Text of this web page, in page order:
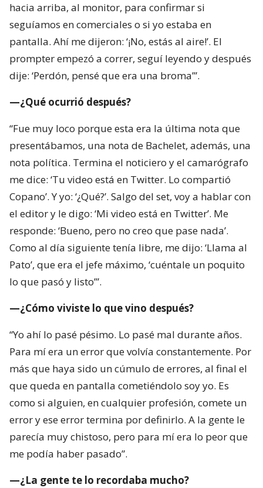
hacia arriba, al monitor, para confirmar si
seguíamos en comerciales o si yo estaba en
pantalla. Ahí me dijeron: ‘¡No, estás al aire!’. El
prompter empezó a correr, seguí leyendo y después
dije: ‘Perdón, pensé que era una broma’”.
—¿Qué ocurrió después?
“Fue muy loco porque esta era la última nota que
presentábamos, una nota de Bachelet, además, una
nota política. Termina el noticiero y el camarógrafo
me dice: ‘Tu video está en Twitter. Lo compartió
Copano’. Y yo: ‘¿Qué?’. Salgo del set, voy a hablar con
el editor y le digo: ‘Mi video está en Twitter’. Me
responde: ‘Bueno, pero no creo que pase nada’.
Como al día siguiente tenía libre, me dijo: ‘Llama al
Pato’, que era el jefe máximo, ‘cuéntale un poquito
lo que pasó y listo’”.
—¿Cómo viviste lo que vino después?
“Yo ahí lo pasé pésimo. Lo pasé mal durante años.
Para mí era un error que volvía constantemente. Por
más que haya sido un cúmulo de errores, al final el
que queda en pantalla cometiéndolo soy yo. Es
como si alguien, en cualquier profesión, comete un
error y ese error termina por definirlo. A la gente le
parecía muy chistoso, pero para mí era lo peor que
me podía haber pasado”.
—¿La gente te lo recordaba mucho?